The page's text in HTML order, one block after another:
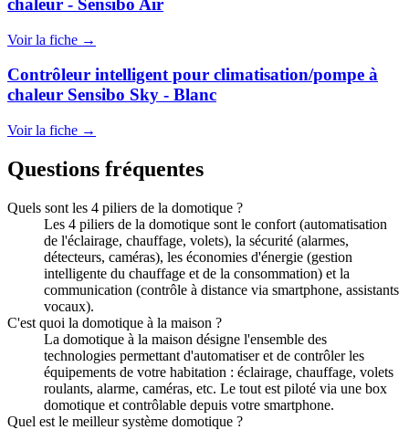
chaleur - Sensibo Air
Voir la fiche →
Contrôleur intelligent pour climatisation/pompe à
chaleur Sensibo Sky - Blanc
Voir la fiche →
Questions fréquentes
Quels sont les 4 piliers de la domotique ?
Les 4 piliers de la domotique sont le confort (automatisation
de l'éclairage, chauffage, volets), la sécurité (alarmes,
détecteurs, caméras), les économies d'énergie (gestion
intelligente du chauffage et de la consommation) et la
communication (contrôle à distance via smartphone, assistants
vocaux).
C'est quoi la domotique à la maison ?
La domotique à la maison désigne l'ensemble des
technologies permettant d'automatiser et de contrôler les
équipements de votre habitation : éclairage, chauffage, volets
roulants, alarme, caméras, etc. Le tout est piloté via une box
domotique et contrôlable depuis votre smartphone.
Quel est le meilleur système domotique ?